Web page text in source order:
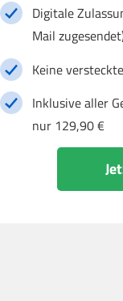
Digitale
Mail
Keine
Inklusive aller
nur 129,90 €